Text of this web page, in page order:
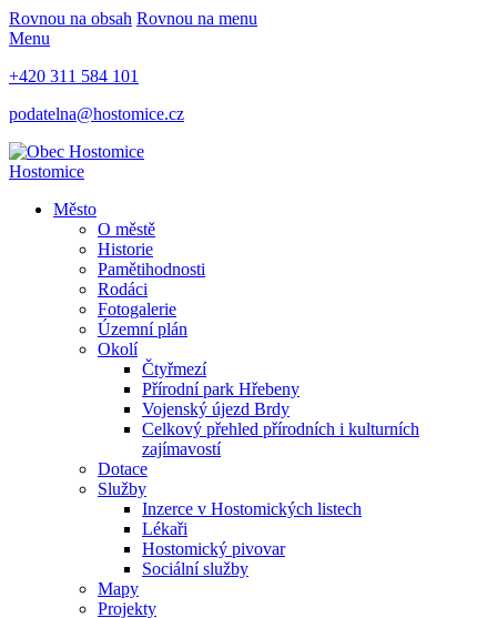
Rovnou na obsah Rovnou na menu
Menu
+420 311 584 101
podatelna@hostomice.cz
Hostomice
Město
O městě
Historie
Pamětihodnosti
Rodáci
Fotogalerie
Územní plán
Okolí
Čtyřmezí
Přírodní park Hřebeny
Vojenský újezd Brdy
Celkový přehled přírodních i kulturních
zajímavostí
Dotace
Služby
Inzerce v Hostomických listech
Lékaři
Hostomický pivovar
Sociální služby
Mapy
Projekty